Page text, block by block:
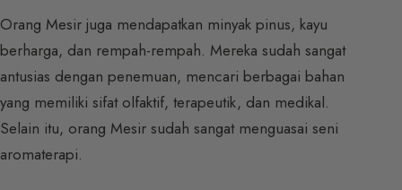
Orang Mesir juga mendapatkan minyak pinus, kayu
berharga, dan rempah-rempah. Mereka sudah sangat
antusias dengan penemuan, mencari berbagai bahan
yang memiliki sifat olfaktif, terapeutik, dan medikal.
Selain itu, orang Mesir sudah sangat menguasai seni
aromaterapi.